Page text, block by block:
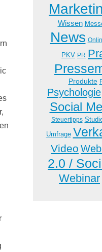
Wissen
News
PKV PR
Produkte
Psychologie
Social
Steuertipps
Umfrage
Video
2.0 /
Webinar